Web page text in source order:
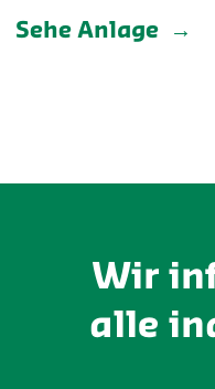
Sehe Anlage
Wir
alle